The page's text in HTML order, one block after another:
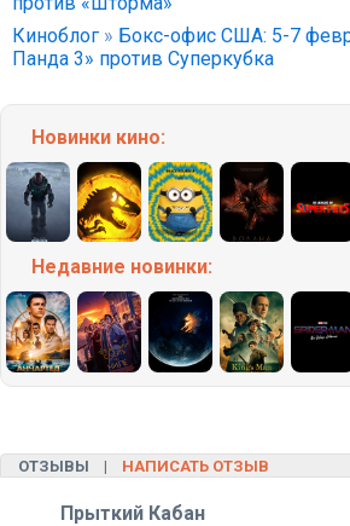
Киноблог » Бокс-офис США: 5-7
Панда 3» против Суперкубка
Новинки кино:
Недавние новинки:
ОТЗЫВЫ | НАПИСАТЬ ОТЗЫВ
Прыткий Кабан